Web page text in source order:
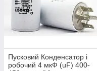
Пусковий Конденсатор і
робочий 4 мкФ (uF) 400-